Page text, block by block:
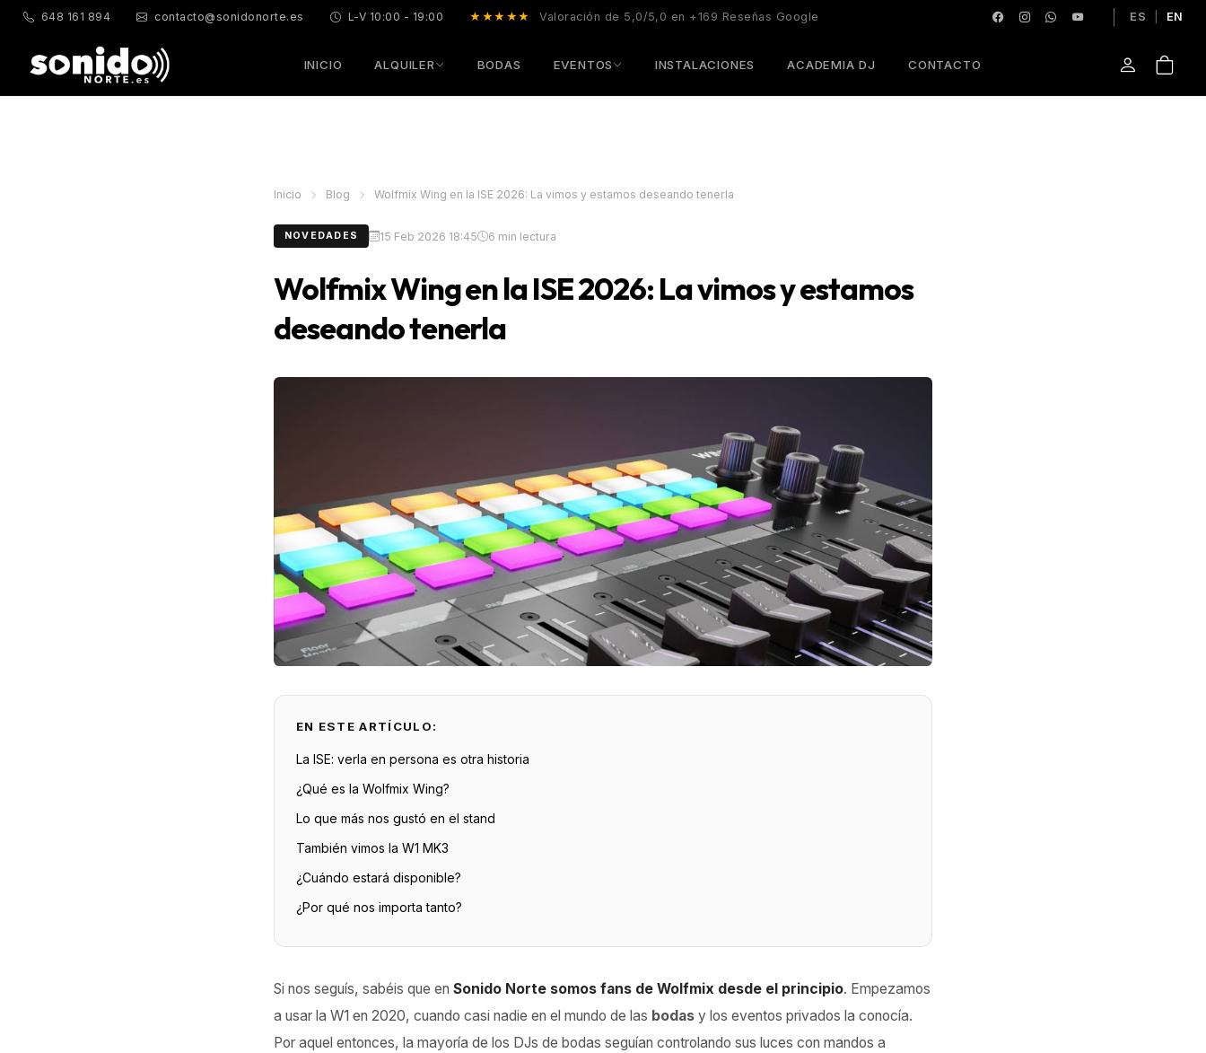
648 161 894 contacto@sonidonorte.es L-V 10:00 - 19:00 ★★★★★ Valoración de 5,0/5,0 en +169 Reseñas Google ES EN
INICIO ALQUILER BODAS EVENTOS INSTALACIONES ACADEMIA DJ CONTACTO
Inicio Blog Wolfmix Wing en la ISE 2026: La vimos y estamos deseando tenerla
NOVEDADES 15 Feb 2026 18:45 6 min lectura
Wolfmix Wing en la ISE 2026: La vimos y estamos
deseando tenerla
EN ESTE ARTÍCULO:
La ISE: verla en persona es otra historia
¿Qué es la Wolfmix Wing?
Lo que más nos gustó en el stand
También vimos la W1 MK3
¿Cuándo estará disponible?
¿Por qué nos importa tanto?
Si nos seguís, sabéis que en Sonido Norte somos fans de Wolfmix desde el principio. Empezamos
a usar la W1 en 2020, cuando casi nadie en el mundo de las bodasy los eventos privados la conocía.
Por aquel entonces, la mayoría de los DJs de bodas seguían controlando sus luces con mandos a